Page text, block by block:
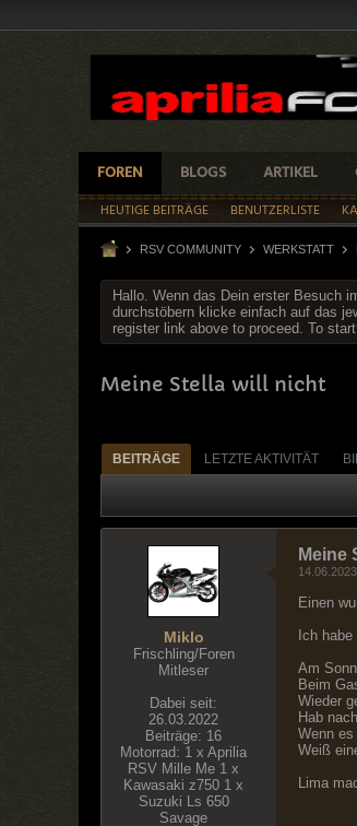
FOREN BLOGS ARTIKEL
HEUTIGE BEITRÄGE BENUTZERLISTE
RSV COMMUNITY WERKSTATT
Hallo. Wenn das Dein erster Besuch
durchstöbern klicke einfach auf das
register link above to proceed. To
Meine Stella will nicht
BEITRÄGE LETZTE AKTIVITÄT
Miklo
Frischling/Foren
Mitleser
Dabei seit:
26.03.2022
Beiträge: 16
Motorrad: 1 x Aprilia
RSV Mille Me 1 x
Kawasaki z750 1 x
Suzuki Ls 650
Savage
Meine
Einen
Ich
Am
Beim
Wieder
Hab
Wenn
Weiß
Lima